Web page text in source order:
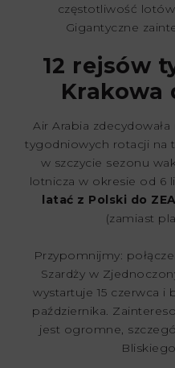
częstotliwość
Gigantyczne
12 rejsów
Krakowa
Air Arabia
tygodniowych rotacji na
w szczycie sezonu
lotnicza w okresie od 6
latać z Polski do
(zamiast
Przypomnijmy:
Szardży w
wystartuje 15 czerwca i
października.
jest ogromne,